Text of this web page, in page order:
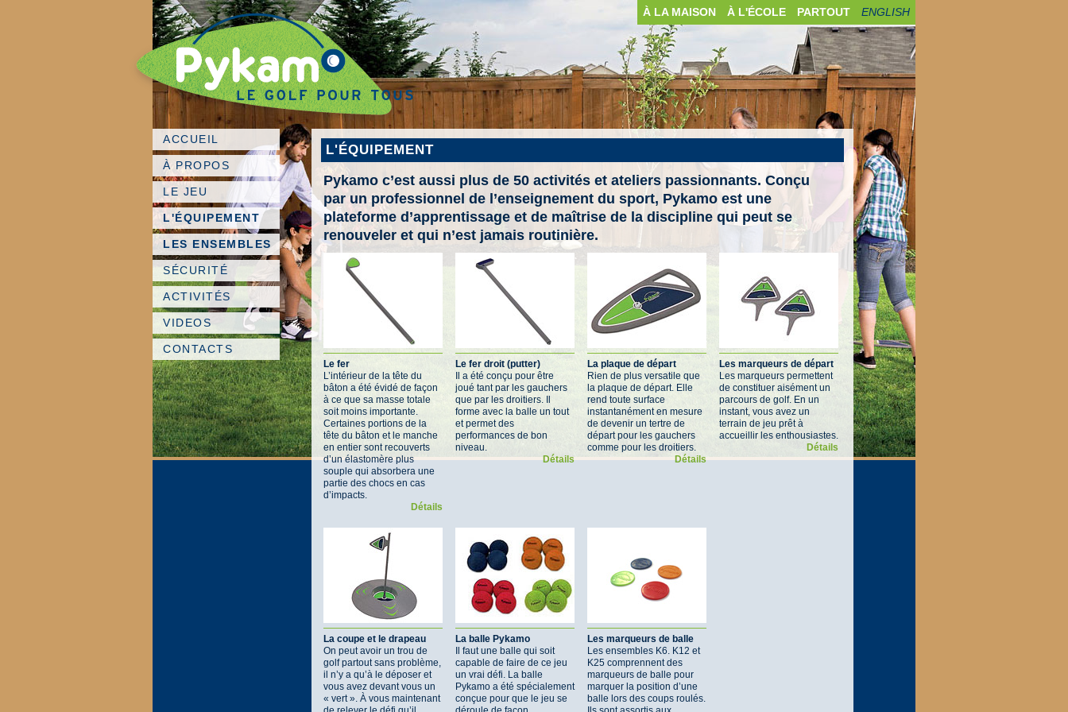
À LA MAISON À L'ÉCOLE PARTOUT ENGLISH
ACCUEIL
À PROPOS
LE JEU
L'ÉQUIPEMENT
LES ENSEMBLES
SÉCURITÉ
ACTIVITÉS
VIDEOS
CONTACTS
L'ÉQUIPEMENT
Pykamo c’est aussi plus de 50 activités et ateliers passionnants. Conçu
par un professionnel de l’enseignement du sport, Pykamo est une
plateforme d’apprentissage et de maîtrise de la discipline qui peut se
renouveler et qui n’est jamais routinière.
Le fer
L’intérieur de la tête du
bâton a été évidé de façon
à ce que sa masse totale
soit moins importante.
Certaines portions de la
tête du bâton et le manche
en entier sont recouverts
d’un élastomère plus
souple qui absorbera une
partie des chocs en cas
d’impacts.
Détails
Le fer droit (putter)
Il a été conçu pour être
joué tant par les gauchers
que par les droitiers. Il
forme avec la balle un tout
et permet des
performances de bon
niveau.
Détails
La plaque de départ
Rien de plus versatile que
la plaque de départ. Elle
rend toute surface
instantanément en mesure
de devenir un tertre de
départ pour les gauchers
comme pour les droitiers.
Détails
Les marqueurs de départ
Les marqueurs permettent
de constituer aisément un
parcours de golf. En un
instant, vous avez un
terrain de jeu prêt à
accueillir les enthousiastes.
Détails
La coupe et le drapeau
On peut avoir un trou de
golf partout sans problème,
il n’y a qu’à le déposer et
vous avez devant vous un
« vert ». À vous maintenant
La balle Pykamo
Il faut une balle qui soit
capable de faire de ce jeu
un vrai défi. La balle
Pykamo a été spécialement
conçue pour que le jeu se
Les marqueurs de balle
Les ensembles K6. K12 et
K25 comprennent des
marqueurs de balle pour
marquer la position d’une
balle lors des coups roulés.